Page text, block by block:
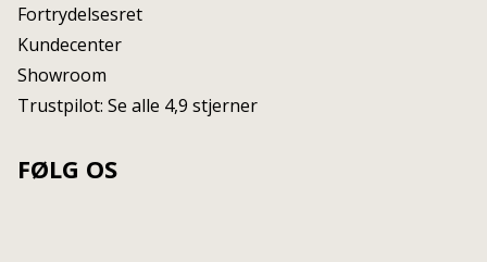
Fortrydelsesret
Kundecenter
Showroom
Trustpilot: Se alle 4,9 stjerner
FØLG OS